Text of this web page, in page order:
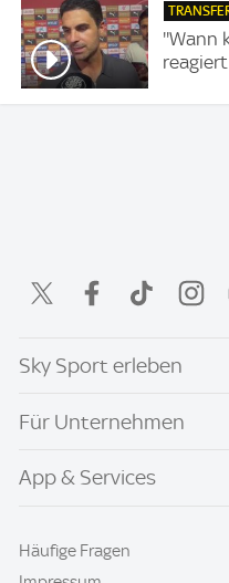
''Wann
Sky Sport erleben
Für Unternehmen
App & Services
Häufige Fragen